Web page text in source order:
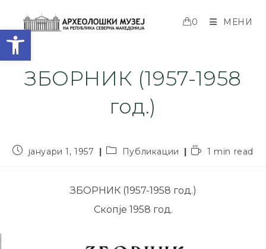
Open toolbar
0 МЕНИ
ЗБОРНИК (1957-1958
год.)
јануари 1, 1957 Публикации 1 min read
ЗБОРНИК (1957-1958 год.)
Скопје 1958 год.